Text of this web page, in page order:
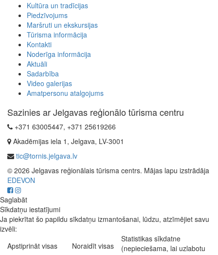
Kultūra un tradīcijas
Piedzīvojums
Maršruti un ekskursijas
Tūrisma informācija
Kontakti
Noderīga informācija
Aktuāli
Sadarbība
Video galerijas
Amatpersonu atalgojums
Sazinies ar Jelgavas reģionālo tūrisma centru
+371 63005447, +371 25619266
Akadēmijas iela 1, Jelgava, LV-3001
tic@tornis.jelgava.lv
© 2026 Jelgavas reģionālais tūrisma centrs. Mājas lapu izstrādāja
EDEVON
Saglabāt
Sīkdatņu iestatījumi
Ja piekrītat šo papildu sīkdatņu izmantošanai, lūdzu, atzīmējiet savu
izvēli:
Apstiprināt visas
Noraidīt visas
Statistikas sīkdatne
(nepieciešama, lai uzlabotu